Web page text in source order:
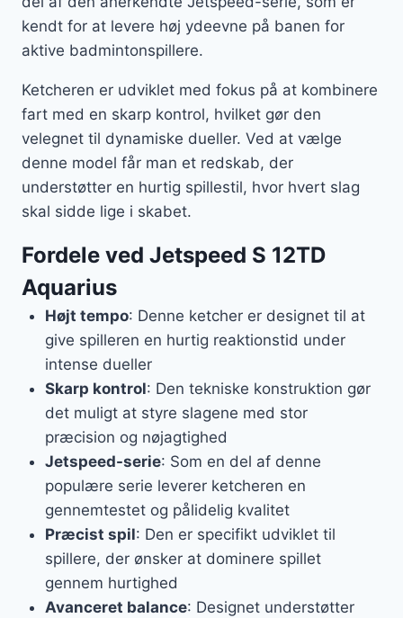
kendt for at levere høj ydeevne på banen for
aktive badmintonspillere.
Ketcheren er udviklet med fokus på at kombinere
fart med en skarp kontrol, hvilket gør den
velegnet til dynamiske dueller. Ved at vælge
denne model får man et redskab, der
understøtter en hurtig spillestil, hvor hvert slag
skal sidde lige i skabet.
Fordele ved Jetspeed S 12TD
Aquarius
Højt tempo: Denne ketcher er designet til at
give spilleren en hurtig reaktionstid under
intense dueller
Skarp kontrol: Den tekniske konstruktion gør
det muligt at styre slagene med stor
præcision og nøjagtighed
Jetspeed-serie: Som en del af denne
populære serie leverer ketcheren en
gennemtestet og pålidelig kvalitet
Præcist spil: Den er specifikt udviklet til
spillere, der ønsker at dominere spillet
gennem hurtighed
Avanceret balance: Designet understøtter